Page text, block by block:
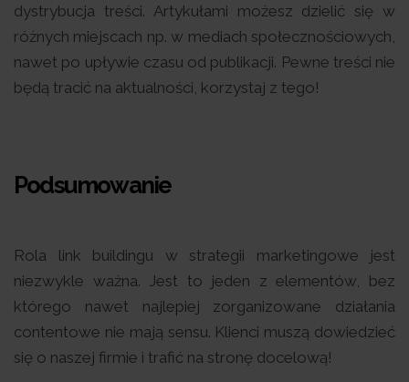
dystrybucja treści. Artykułami możesz dzielić się w
różnych miejscach np. w mediach społecznościowych,
nawet po upływie czasu od publikacji. Pewne treści nie
będą tracić na aktualności, korzystaj z tego!
Podsumowanie
Rola link buildingu w strategii marketingowe jest
niezwykle ważna. Jest to jeden z elementów, bez
którego nawet najlepiej zorganizowane działania
contentowe nie mają sensu. Klienci muszą dowiedzieć
się o naszej firmie i trafić na stronę docelową!